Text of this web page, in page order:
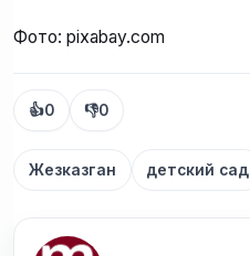
Фото: pixabay.com
👍0 👎0
Жезказган детский сад